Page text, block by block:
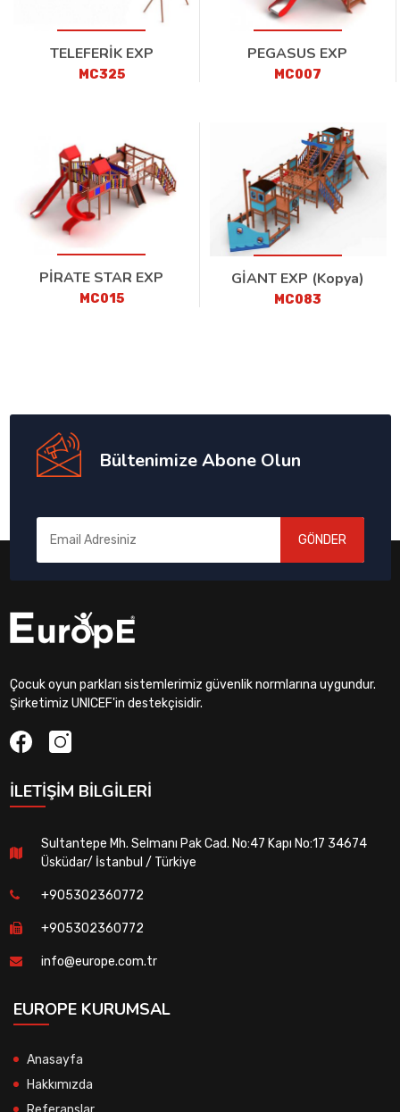
TELEFERİK EXP
MC325
PEGASUS EXP
MC007
PİRATE STAR EXP
MC015
GİANT EXP (Kopya)
MC083
Bültenimize Abone Olun
GÖNDER
Çocuk oyun parkları sistemlerimiz güvenlik normlarına uygundur.
Şirketimiz UNICEF'in destekçisidir.
İLETIŞIM BILGILERI
Sultantepe Mh. Selmanı Pak Cad. No:47 Kapı No:17 34674
Üsküdar/ İstanbul / Türkiye
+905302360772
+905302360772
info@europe.com.tr
EUROPE KURUMSAL
Anasayfa
Hakkımızda